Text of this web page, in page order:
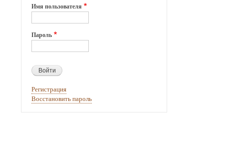
Имя пользователя
Пароль
Регистрация
Восстановить пароль